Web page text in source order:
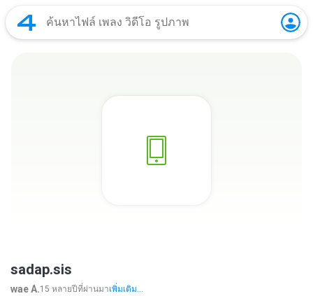
sadap.sis
wae A.15 หลายปีที่ผ่านมาเพิ่มเติม...